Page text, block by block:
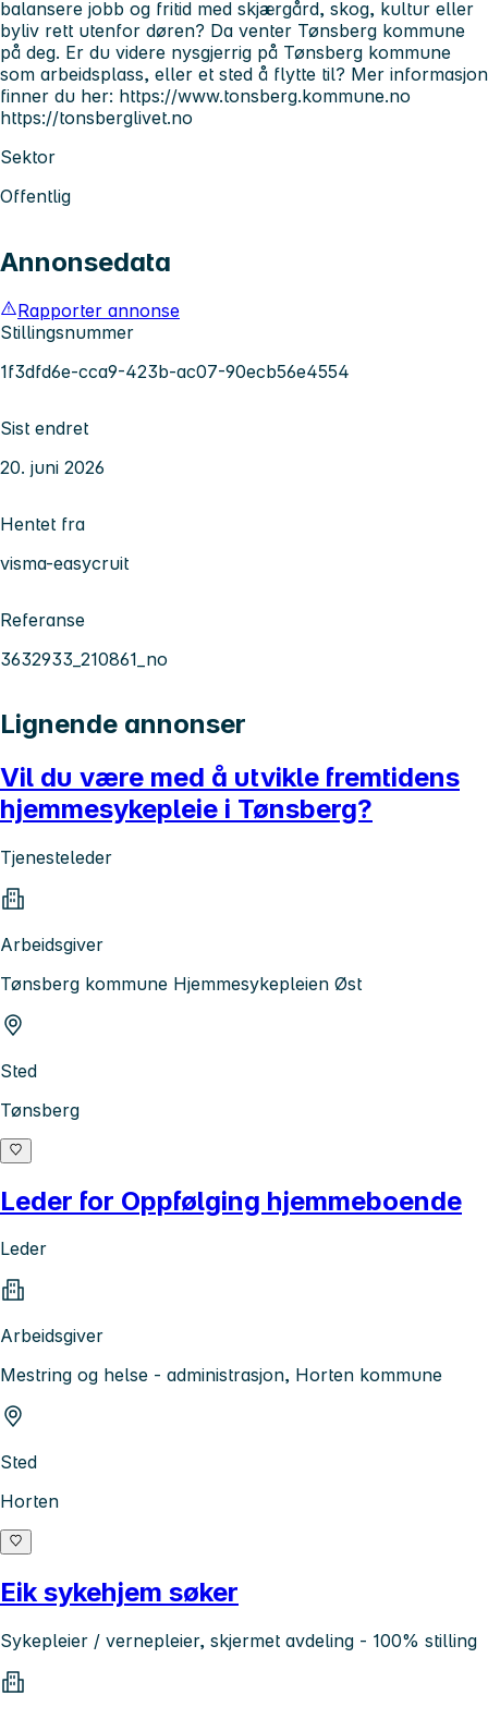
balansere jobb og fritid med skjærgård, skog, kultur eller
byliv rett utenfor døren? Da venter Tønsberg kommune
på deg. Er du videre nysgjerrig på Tønsberg kommune
som arbeidsplass, eller et sted å flytte til? Mer informasjon
finner du her: https://www.tonsberg.kommune.no
https://tonsberglivet.no
Sektor
Offentlig
Annonsedata
Rapporter annonse
Stillingsnummer
1f3dfd6e-cca9-423b-ac07-90ecb56e4554
Sist endret
20. juni 2026
Hentet fra
visma-easycruit
Referanse
3632933_210861_no
Lignende annonser
Vil du være med å utvikle fremtidens
hjemmesykepleie i Tønsberg?
Tjenesteleder
Arbeidsgiver
Tønsberg kommune Hjemmesykepleien Øst
Sted
Tønsberg
Leder for Oppfølging hjemmeboende
Leder
Arbeidsgiver
Mestring og helse - administrasjon, Horten kommune
Sted
Horten
Eik sykehjem søker
Sykepleier / vernepleier, skjermet avdeling - 100% stilling